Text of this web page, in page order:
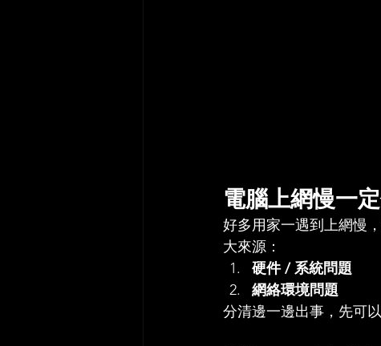
電腦上網慢一
好多用家一遇到上網慢
大來源：
硬件 / 系統問題
網絡環境問題
分清邊一邊出事，先可以